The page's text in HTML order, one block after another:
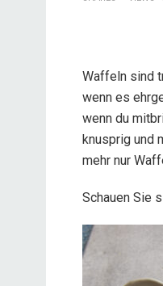
Waffeln sind
wenn es
wenn du
knusprig und
mehr nur
Schauen Sie